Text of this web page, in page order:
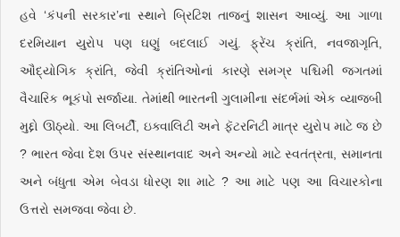
હવે ‘કંપની સરકાર’ના સ્થાને બ્રિટિશ તાજનું શાસન આવ્યું. આ ગાળા
દરમિયાન યુરોપ પણ ઘણું બદલાઈ ગયું. ફ્રેંચ ક્રાંતિ, નવજાગૃતિ,
ઔદ્યોગિક ક્રાંતિ, જેવી ક્રાંતિઓનાં કારણે સમગ્ર પશ્ચિમી જગતમાં
વૈચારિક ભૂકંપો સર્જાયા. તેમાંથી ભારતની ગુલામીના સંદર્ભમાં એક વ્યાજબી
મુદ્દો ઊઠ્યો. આ લિબર્ટી, ઇક્વાલિટી અને ફૅટરનિટી માત્ર યુરોપ માટે જ છે
? ભારત જેવા દેશ ઉપર સંસ્થાનવાદ અને અન્યો માટે સ્વતંત્રતા, સમાનતા
અને બંધુતા એમ બેવડા ધોરણ શા માટે ? આ માટે પણ આ વિચારકોના
ઉત્તરો સમજવા જેવા છે.